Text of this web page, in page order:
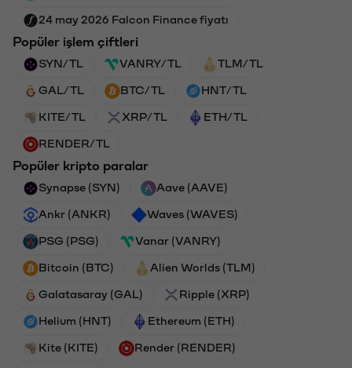
24 may 2026 Falcon Finance fiyatı
Popüler işlem çiftleri
SYN/TL VANRY/TL TLM/TL
GAL/TL BTC/TL HNT/TL
KITE/TL XRP/TL ETH/TL
RENDER/TL
Popüler kripto paralar
Synapse (SYN) Aave (AAVE)
Ankr (ANKR) Waves (WAVES)
PSG (PSG) Vanar (VANRY)
Bitcoin (BTC) Alien Worlds (TLM)
Galatasaray (GAL) Ripple (XRP)
Helium (HNT) Ethereum (ETH)
Kite (KITE) Render (RENDER)